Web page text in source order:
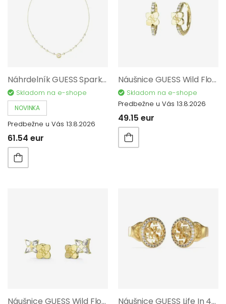
Náhrdelník GUESS Sparks JUBN06283JWYGT/U
Skladom na e-shope
NOVINKA
Predbežne u Vás 13.8.2026
61.54 eur
Náušnice GUESS Wild Flower JUBE05508JWYGT/U
Skladom na e-shope
Predbežne u Vás 13.8.2026
49.15 eur
Náušnice GUESS Wild Flower JUBE05511JWYGT/U Náušnice GUESS Life In 4G JUBE02136JWYGT/U